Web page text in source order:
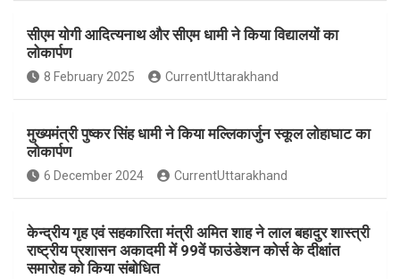
ce
b
o
o
k
s
A
p
p
ar
e
सीएम योगी आदित्यनाथ और सीएम धामी ने किया विद्यालयों का
लोकार्पण
8 February 2025 CurrentUttarakhand
मुख्यमंत्री पुष्कर सिंह धामी ने किया मल्लिकार्जुन स्कूल लोहाघाट का
लोकार्पण
6 December 2024 CurrentUttarakhand
केन्द्रीय गृह एवं सहकारिता मंत्री अमित शाह ने लाल बहादुर शास्त्री
राष्ट्रीय प्रशासन अकादमी में 99वें फाउंडेशन कोर्स के दीक्षांत
समारोह को किया संबोधित